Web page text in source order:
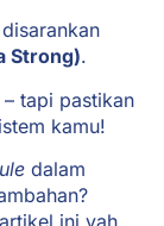
Strong).
tapi pastikan
kamu!
dalam